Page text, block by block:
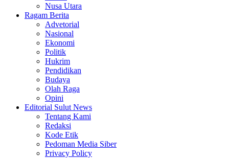
Nusa Utara
Ragam Berita
Advetorial
Nasional
Ekonomi
Politik
Hukrim
Pendidikan
Budaya
Olah Raga
Opini
Editorial Sulut News
Tentang Kami
Redaksi
Kode Etik
Pedoman Media Siber
Privacy Policy